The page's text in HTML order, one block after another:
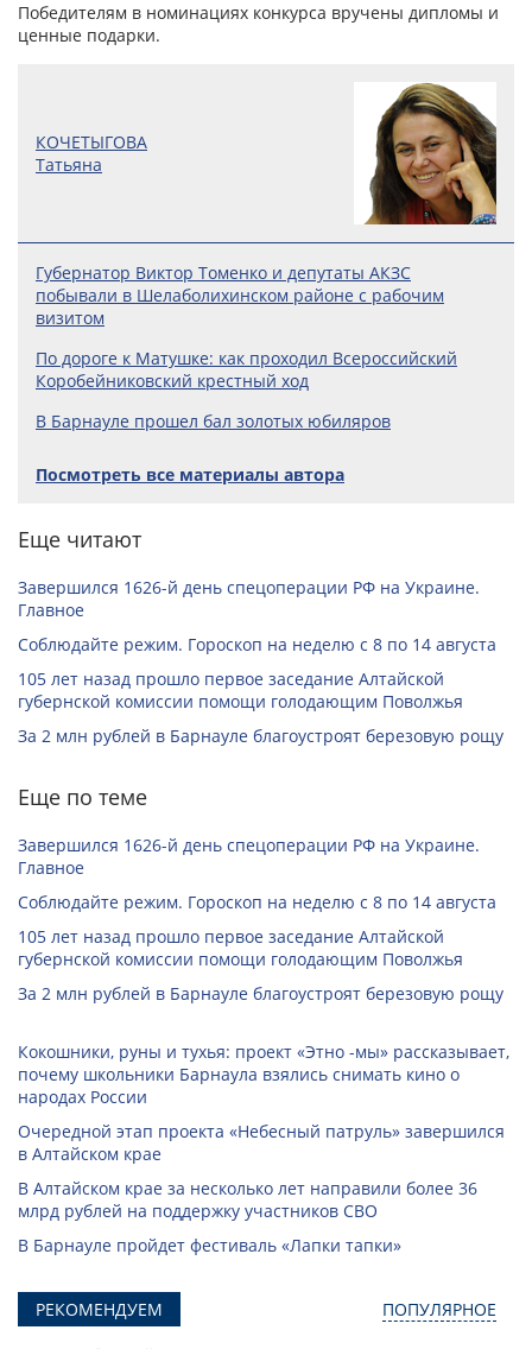
Победителям в номинациях конкурса вручены дипломы и
ценные подарки.
КОЧЕТЫГОВА
Татьяна
Губернатор Виктор Томенко и депутаты АКЗС
побывали в Шелаболихинском районе с рабочим
визитом
По дороге к Матушке: как проходил Всероссийский
Коробейниковский крестный ход
В Барнауле прошел бал золотых юбиляров
Посмотреть все материалы автора
Еще читают
Завершился 1626-й день спецоперации РФ на Украине.
Главное
Соблюдайте режим. Гороскоп на неделю с 8 по 14 августа
105 лет назад прошло первое заседание Алтайской
губернской комиссии помощи голодающим Поволжья
За 2 млн рублей в Барнауле благоустроят березовую рощу
Еще по теме
Завершился 1626-й день спецоперации РФ на Украине.
Главное
Соблюдайте режим. Гороскоп на неделю с 8 по 14 августа
105 лет назад прошло первое заседание Алтайской
губернской комиссии помощи голодающим Поволжья
За 2 млн рублей в Барнауле благоустроят березовую рощу
Кокошники, руны и тухья: проект «Этно -мы» рассказывает,
почему школьники Барнаула взялись снимать кино о
народах России
Очередной этап проекта «Небесный патруль» завершился
в Алтайском крае
В Алтайском крае за несколько лет направили более 36
млрд рублей на поддержку участников СВО
В Барнауле пройдет фестиваль «Лапки тапки»
РЕКОМЕНДУЕМ ПОПУЛЯРНОЕ